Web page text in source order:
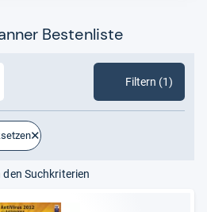
Bestenliste
Filtern (1)
Suchkriterien